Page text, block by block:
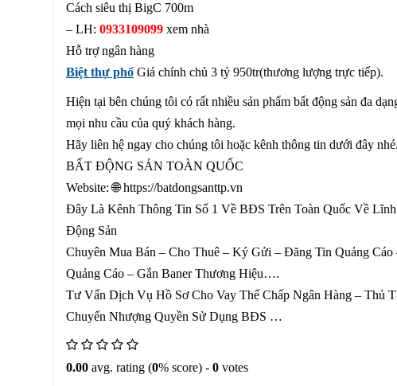
Cách siêu thị BigC 700m
– LH: 0933109099 xem nhà
Hỗ trợ ngân hàng
Biệt thự phố Giá chính chủ 3 tỷ 950tr(thương lượng trực tiếp).
Hiện tại bên chúng tôi có rất nhiều sản phẩm bất động sản đa
mọi nhu cầu của quý khách hàng.
Hãy liên hệ ngay cho chúng tôi hoặc kênh thông tin dưới đây nhé.
BẤT ĐỘNG SẢN TOÀN QUỐC
Website: 🌐 https://batdongsanttp.vn
Đây Là Kênh Thông Tin Số 1 Về BĐS Trên Toàn Quốc Về
Động Sản
Chuyên Mua Bán – Cho Thuê – Ký Gửi – Đăng Tin Quảng Cáo
Quảng Cáo – Gắn Baner Thương Hiệu….
Tư Vấn Dịch Vụ Hồ Sơ Cho Vay Thế Chấp Ngân Hàng – Thủ
Chuyển Nhượng Quyền Sử Dụng BĐS …
0.00 avg. rating (0% score) - 0 votes